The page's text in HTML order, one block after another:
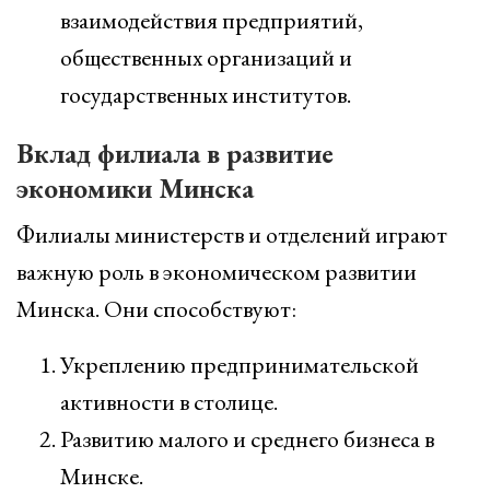
взаимодействия предприятий,
общественных организаций и
государственных институтов.
Вклад филиала в развитие
экономики Минска
Филиалы министерств и отделений играют
важную роль в экономическом развитии
Минска. Они способствуют:
Укреплению предпринимательской
активности в столице.
Развитию малого и среднего бизнеса в
Минске.